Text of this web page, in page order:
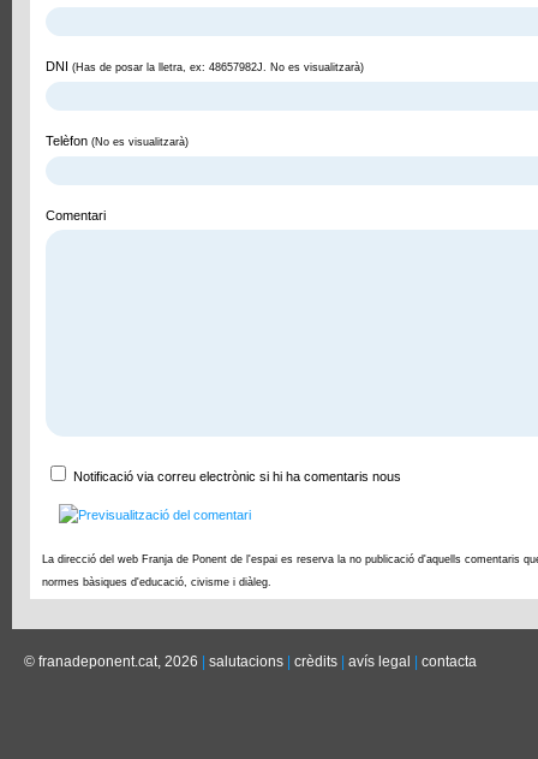
DNI (Has de posar la lletra, ex: 48657982J. No es visualitzarà)
Telèfon (No es visualitzarà)
Comentari
Notificació via correu electrònic si hi ha comentaris nous
La direcció del web Franja de Ponent de l'espai es reserva la no publicació d'aquells comentaris
normes bàsiques d'educació, civisme i diàleg.
© franadeponent.cat, 2026 salutacions crèdits avís legal contacta